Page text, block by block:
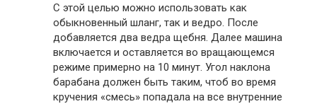
С этой целью можно использовать как
обыкновенный шланг, так и ведро. После
добавляется два ведра щебня. Далее машина
включается и оставляется во вращающемся
режиме примерно на 10 минут. Угол наклона
барабана должен быть таким, чтоб во время
кручения «смесь» попадала на все внутренние